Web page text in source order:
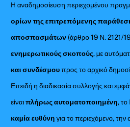
Η αναδημοσίευση περιεχομένου
ορίων της επιτρεπόμενης
αποσπασμάτων (άρθρο 19 Ν. 2121/
ενημερωτικούς σκοπούς, με
και συνδέσμουπρος το αρχικό
Επειδή η διαδικασία συλλογής και
είναιπλήρως αυτοματοποιημένη,
καμία ευθύνη για το περιεχόμενο, την